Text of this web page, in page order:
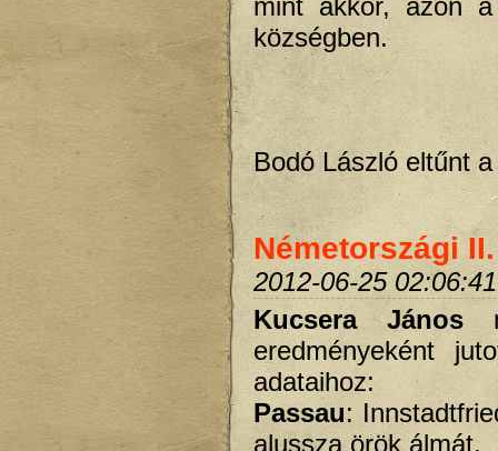
mint akkor, azon
községben.
-
Bodó László eltűnt
Németországi
2012-06-25 02:06:41
Kucsera János
eredményeként
adataihoz:
Passau:
alussza örök álmát.